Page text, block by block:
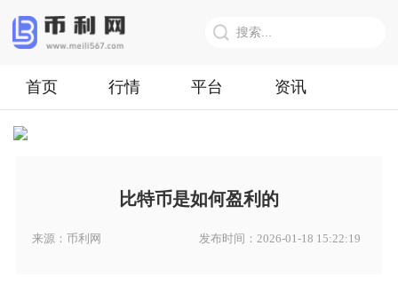
首页 行情 平台 资讯
比特币是如何盈利的
来源：币利网 发布时间：2026-01-18 15:22:19